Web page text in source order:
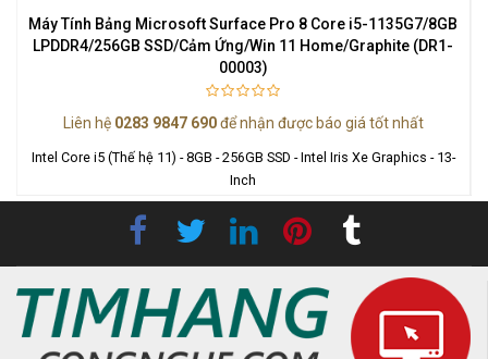
Máy Tính Bảng Microsoft Surface Pro 8 Core i5-1135G7/8GB
LPDDR4/256GB SSD/Cảm Ứng/Win 11 Home/Graphite (DR1-
00003)
Liên hệ 0283 9847 690để nhận được báo giá tốt nhất
Intel Core i5 (Thế hệ 11) - 8GB - 256GB SSD - Intel Iris Xe Graphics - 13-
Inch